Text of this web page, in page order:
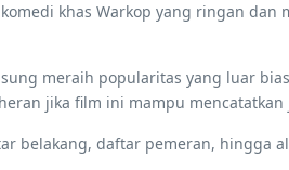
khas Warkop yang ringan
meraih popularitas yang luar
jika film ini mampu
belakang, daftar pemeran, hingga